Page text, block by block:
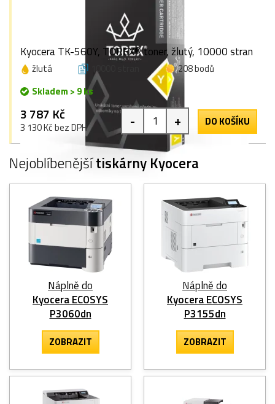
Kyocera TK-560Y, TOREX® toner, žlutý, 10000 stran
žlutá 10000 stran
208 bodů
Skladem > 9 ks
3 787 Kč
3 130 Kč bez DPH - + DO KOŠÍKU
Nejoblíbenějšítiskárny Kyocera
Náplně do
Kyocera ECOSYS
P3060dn
ZOBRAZIT
Náplně do
Kyocera ECOSYS
P3155dn
ZOBRAZIT